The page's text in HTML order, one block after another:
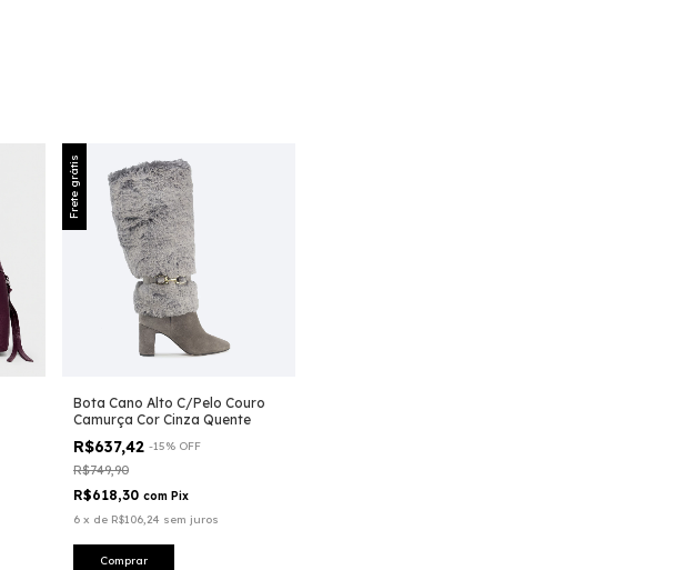
Frete grátis
Bota Cano Alto C/Pelo Couro
Camurça Cor Cinza Quente
R$637,42 -15% OFF
R$749,90
R$618,30 com Pix
6 x de R$106,24 sem juros
Comprar